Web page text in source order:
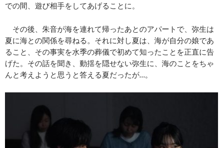
での間、遊び相手をしてあげることに。
その後、朱音が海を連れて帰ったあとのアパートで、弥生は
夏に海との関係を尋ねる。それに対し夏は、海が自分の娘であ
ること、その事実を水季の葬儀で初めて知ったことを正直に告
げた。その話を聞き、動揺を隠せない弥生に、海のことをちゃ
んと考えようと思うと答える夏だったが…。